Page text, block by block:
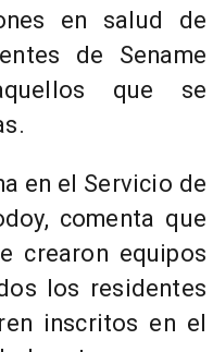
en salud de
de Sename
que se
en el Servicio de
comenta que
crearon equipos
los residentes
inscritos en el